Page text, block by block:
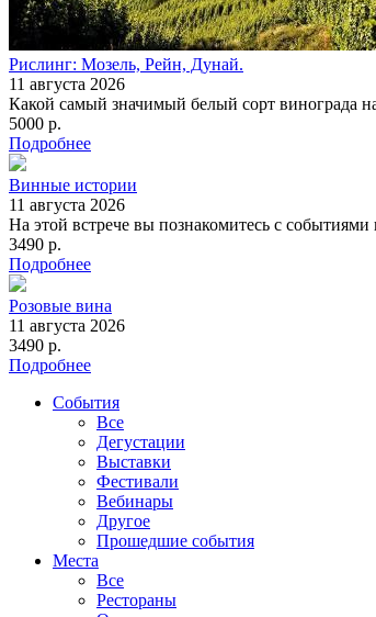
Рислинг: Мозель, Рейн, Дунай.
11 августа 2026
Какой самый значимый белый сорт винограда
5000 р.
Подробнее
Винные истории
11 августа 2026
На этой встрече вы познакомитесь с
3490 р.
Подробнее
Розовые вина
11 августа 2026
3490 р.
Подробнее
События
Все
Дегустации
Выставки
Фестивали
Вебинары
Другое
Прошедшие события
Места
Все
Рестораны